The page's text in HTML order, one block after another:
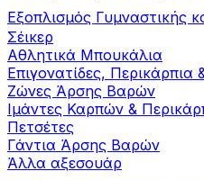
Εξοπλισμός Γυμναστικής
Σέικερ
Αθλητικά Μπουκάλια
Επιγονατίδες, Περικάρπια
Ζώνες Άρσης Βαρών
Ιμάντες Καρπών &
Πετσέτες
Γάντια Άρσης Βαρών
Άλλα αξεσουάρ